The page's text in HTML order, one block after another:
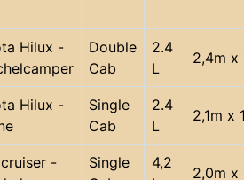
Hilux -
Double
Cab
2.4
L
2,4m x
Hilux -
Single
Cab
2.4
L
2,1m x
-
Single
4,2
2,0m x